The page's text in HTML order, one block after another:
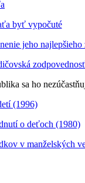
byť vypočuté
jeho najlepšieho
sa ho
(1996)
o deťoch (1980)
v manželských